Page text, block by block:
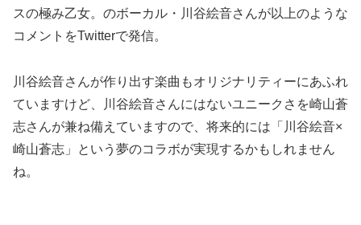
スの極み乙女。のボーカル・川谷絵音さんが以上のような
コメントをTwitterで発信。
川谷絵音さんが作り出す楽曲もオリジナリティーにあふれ
ていますけど、川谷絵音さんにはないユニークさを崎山蒼
志さんが兼ね備えていますので、将来的には「川谷絵音×
崎山蒼志」という夢のコラボが実現するかもしれません
ね。